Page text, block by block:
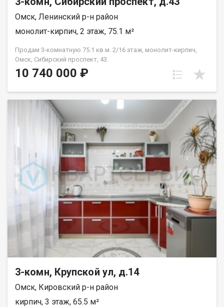
предложить вам выгодную ипотеку с низкими ставками! Это
ваша возможность сэкономить время и деньги. •Все
необходимые документы уже готовы и прошли юридическую
экспертизу. Недвижимость без залогов и обременений! Не
по предварительной записи в удобное для вас время. Омская
обл., г. Омск, ул. Красный Путь, д. 69 Арт. 127870234
Омск, Ленинский р-н район
монолит-кирпич, 2 этаж, 75.1 м²
Продам 3-комнатную 75.1 кв.м. 2/16 этаж, монолит-кирпич,
Омск, Сибирский проспект, 43.
10 740 000 ₽
3-комн, Крупской ул, д.14
Омск, Кировский р-н район
кирпич, 3 этаж, 65.5 м²